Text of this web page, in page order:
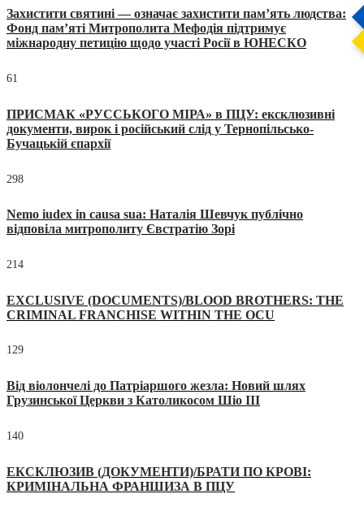
Захистити святині — означає захистити пам’ять людства:
Фонд пам’яті Митрополита Мефодія підтримує
міжнародну петицію щодо участі Росії в ЮНЕСКО
61
ПРИСМАК «РУССЬКОГО МІРА» в ПЦУ: ексклюзивні
документи, вирок і російський слід у Тернопільсько-
Бучацькій єпархії
298
Nemo iudex in causa sua: Наталія Шевчук публічно
відповіла митрополиту Євстратію Зорі
214
EXCLUSIVE (DOCUMENTS)/BLOOD BROTHERS: THE
CRIMINAL FRANCHISE WITHIN THE OCU
129
Від віолончелі до Патріаршого жезла: Новий шлях
Грузинської Церкви з Католикосом Шіо III
140
ЕКСКЛЮЗИВ (ДОКУМЕНТИ)/БРАТИ ПО КРОВІ:
КРИМІНАЛЬНА ФРАНШИЗА В ПЦУ